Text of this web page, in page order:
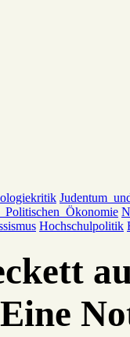
Hochschulpolitik